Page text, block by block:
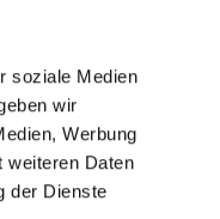
soziale Medien
wir
Werbung
weiteren Daten
der DiensteHinweisgebersystem